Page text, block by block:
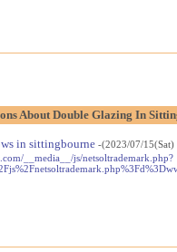
About Double Glazing In
in sittingbourne -(2023/07/
__media__/js/netsoltrademark.php?